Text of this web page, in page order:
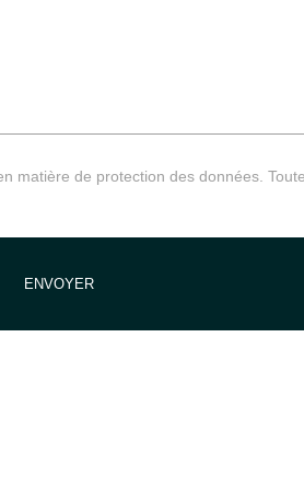
matière de protection des données.